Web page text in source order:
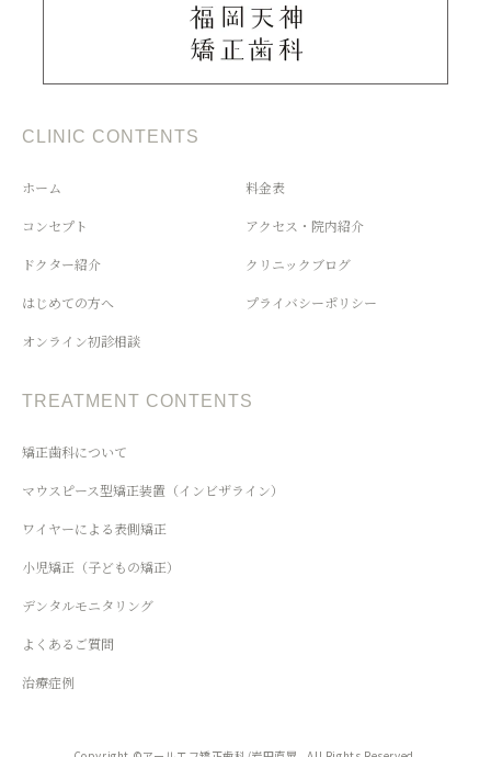
CLINIC CONTENTS
ホーム
コンセプト
ドクター紹介
はじめての方へ
オンライン初診相談
料金表
アクセス・院内紹介
クリニックブログ
プライバシーポリシー
TREATMENT CONTENTS
矯正歯科について
マウスピース型矯正装置（インビザライン）
ワイヤーによる表側矯正
小児矯正（子どもの矯正）
デンタルモニタリング
よくあるご質問
治療症例